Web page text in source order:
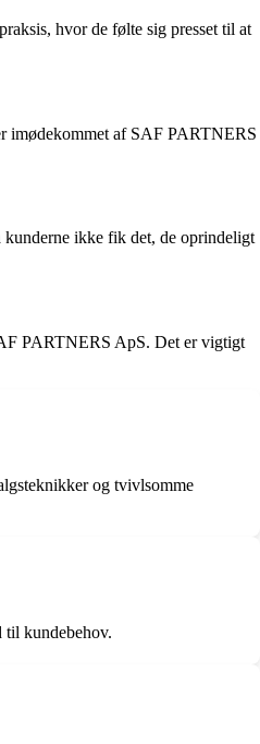
hvor de følte sig presset til at
imødekommet af SAF PARTNERS
kunderne ikke fik det, de oprindeligt
PARTNERS ApS. Det er vigtigt
og tvivlsomme
til kundebehov.